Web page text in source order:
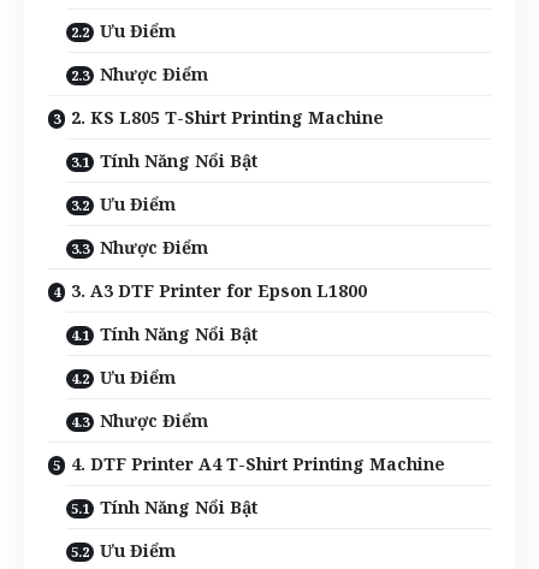
Ưu Điểm
Nhược Điểm
2. KS L805 T-Shirt Printing Machine
Tính Năng Nổi Bật
Ưu Điểm
Nhược Điểm
3. A3 DTF Printer for Epson L1800
Tính Năng Nổi Bật
Ưu Điểm
Nhược Điểm
4. DTF Printer A4 T-Shirt Printing Machine
Tính Năng Nổi Bật
Ưu Điểm